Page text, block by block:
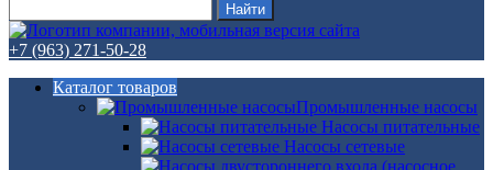
+7 (963) 271-50-28
Каталог товаров
Промышленные насосы
Насосы питательные
Насосы сетевые